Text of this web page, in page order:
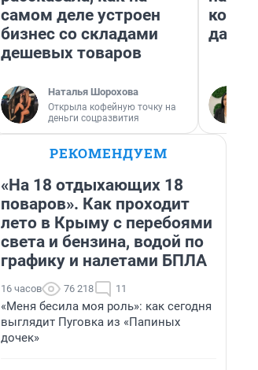
самом деле устроен
бизнес со складами
дешевых товаров
Наталья Шорохова
Открыла кофейную точку на
деньги соцразвития
даже
РЕКОМЕНДУЕМ
«На 18 отдыхающих 18
поваров». Как проходит
лето в Крыму с перебоями
света и бензина, водой по
графику и налетами БПЛА
16 часов 76 218 11
«Меня бесила моя роль»: как сегодня
выглядит Пуговка из «Папиных
дочек»